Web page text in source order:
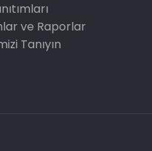
ve Raporlar
Tanıyın